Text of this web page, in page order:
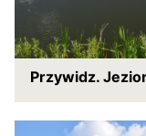
Przywidz.